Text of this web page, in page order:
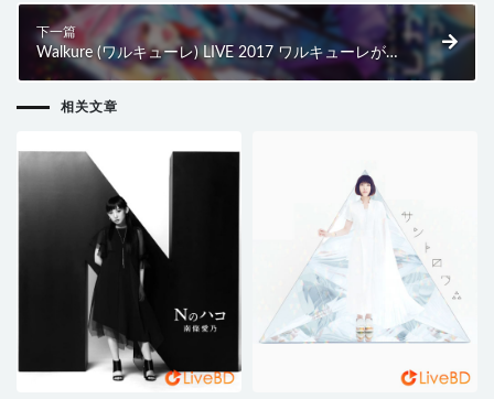
下一篇
Walkure (ワルキューレ) LIVE 2017 ワルキューレがと
まらない at 横浜アリーナ (2017) BD蓝光原盘 43.1G
相关文章